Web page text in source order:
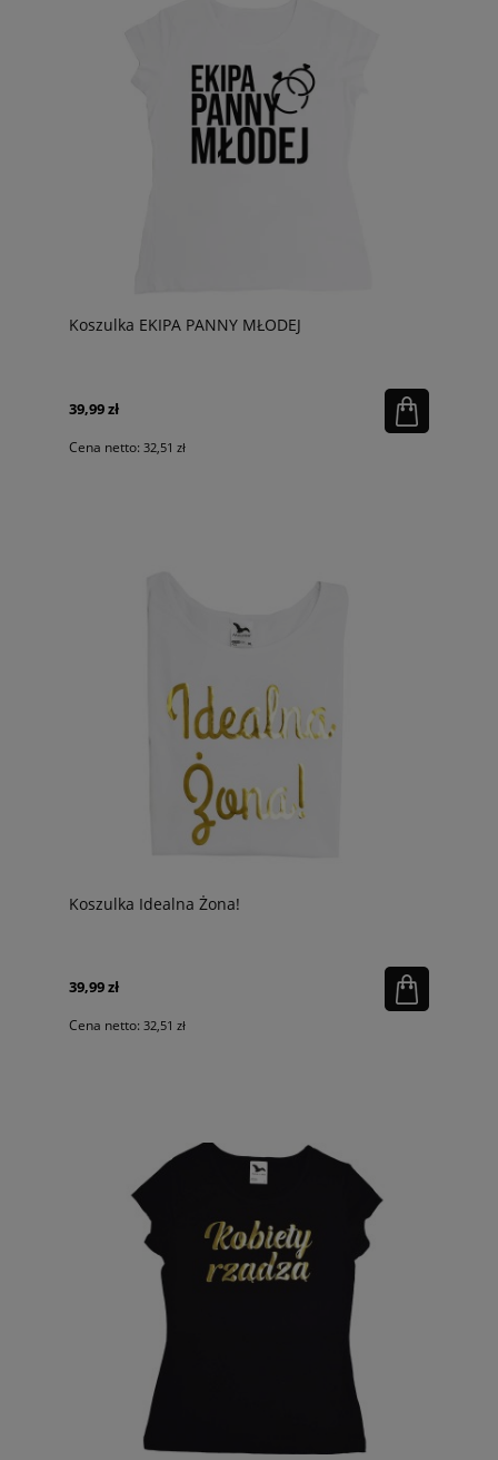
Koszulka EKIPA PANNY MŁODEJ
39,99 zł
Cena netto: 32,51 zł
Koszulka Idealna Żona!
39,99 zł
Cena netto: 32,51 zł